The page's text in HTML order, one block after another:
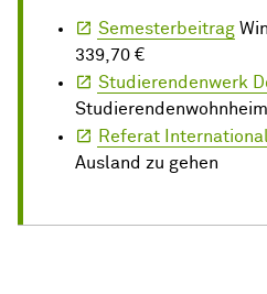
Semesterbeitrag
339,70 €
Studierendenwerk
Referat
Ausland zu gehen